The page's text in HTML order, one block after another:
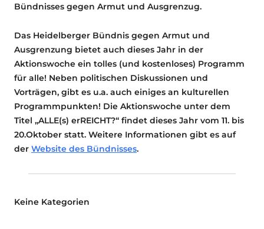
Bündnisses gegen Armut und Ausgrenzug.
Das Heidelberger Bündnis gegen Armut und
Ausgrenzung bietet auch dieses Jahr in der
Aktionswoche ein tolles (und kostenloses) Programm
für alle! Neben politischen Diskussionen und
Vorträgen, gibt es u.a. auch einiges an kulturellen
Programmpunkten! Die Aktionswoche unter dem
Titel „ALLE(s) erREICHT?“ findet dieses Jahr vom 11. bis
20.Oktober statt. Weitere Informationen gibt es auf
der Website des Bündnisses.
Keine Kategorien